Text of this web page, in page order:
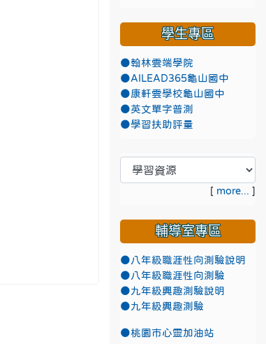
學生專區
●翰林雲端學院
●AILEAD365龜山國中
●康軒雲學校龜山國中
●英文單字普測
●學習扶助評量
[ more... ]
輔導室專區
●八年級職涯性向測驗說明
●八年級職涯性向測驗
●九年級興趣測驗說明
●九年級興趣測驗
●桃園市心靈加油站